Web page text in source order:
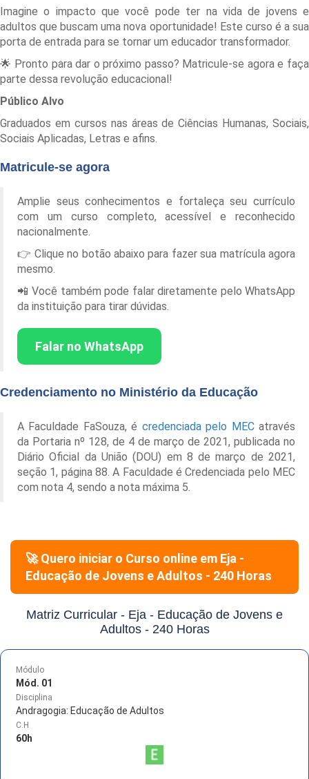
Imagine o impacto que você pode ter na vida de jovens e
adultos que buscam uma nova oportunidade! Este curso é a sua
porta de entrada para se tornar um educador transformador.
🌟 Pronto para dar o próximo passo? Matricule-se agora e faça
parte dessa revolução educacional!
Público Alvo
Graduados em cursos nas áreas de Ciências Humanas, Sociais,
Sociais Aplicadas, Letras e afins.
Matricule-se agora
Amplie seus conhecimentos e fortaleça seu currículo
com um curso completo, acessível e reconhecido
nacionalmente.
👉 Clique no botão abaixo para fazer sua matrícula agora
mesmo.
📲 Você também pode falar diretamente pelo WhatsApp
da instituição para tirar dúvidas.
Falar no WhatsApp
Credenciamento no Ministério da Educação
A Faculdade FaSouza, é credenciada pelo MECatravés
da Portaria nº 128, de 4 de março de 2021, publicada no
Diário Oficial da União (DOU) em 8 de março de 2021,
seção 1, página 88. A Faculdade é Credenciada pelo MEC
com nota 4, sendo a nota máxima 5.
🚀 Quero iniciar o Curso online em Eja -
Educação de Jovens e Adultos - 240 Horas
Matriz Curricular - Eja - Educação de Jovens e
Adultos - 240 Horas
Módulo
Mód. 01
Disciplina
Andragogia: Educação de Adultos
C.H
60h